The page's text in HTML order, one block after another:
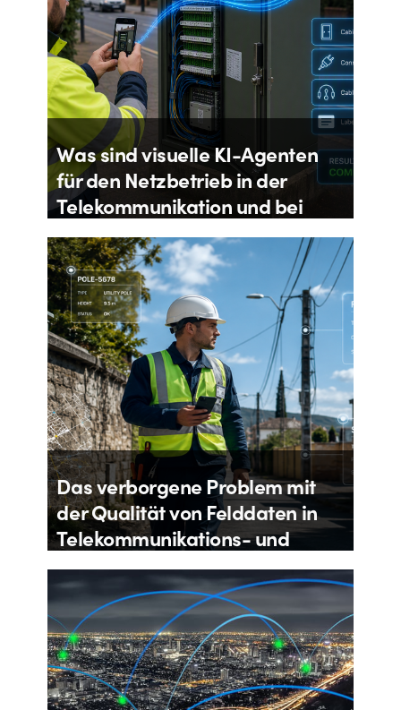
Was sind visuelle KI-Agenten
für den Netzbetrieb in der
Telekommunikation und bei
Versorgungsunternehmen?
VonAloïs Brunel
4. August 2026
Das verborgene Problem mit
der Qualität von Felddaten in
Telekommunikations- und
Versorgungsnetzen
VonAloïs Brunel
27. Juli 2026